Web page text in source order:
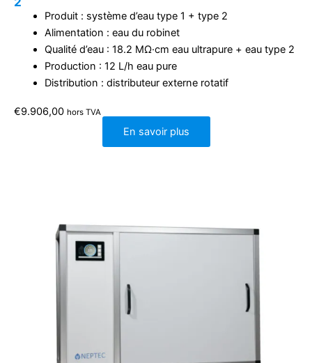
Produit : système d’eau type 1 + type 2
Alimentation : eau du robinet
Qualité d’eau : 18.2 MΩ·cm eau ultrapure + eau type 2
Production : 12 L/h eau pure
Distribution : distributeur externe rotatif
€9.906,00 hors TVA
En savoir plus